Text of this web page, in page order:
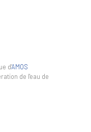
d'AMOS
de l'eau de